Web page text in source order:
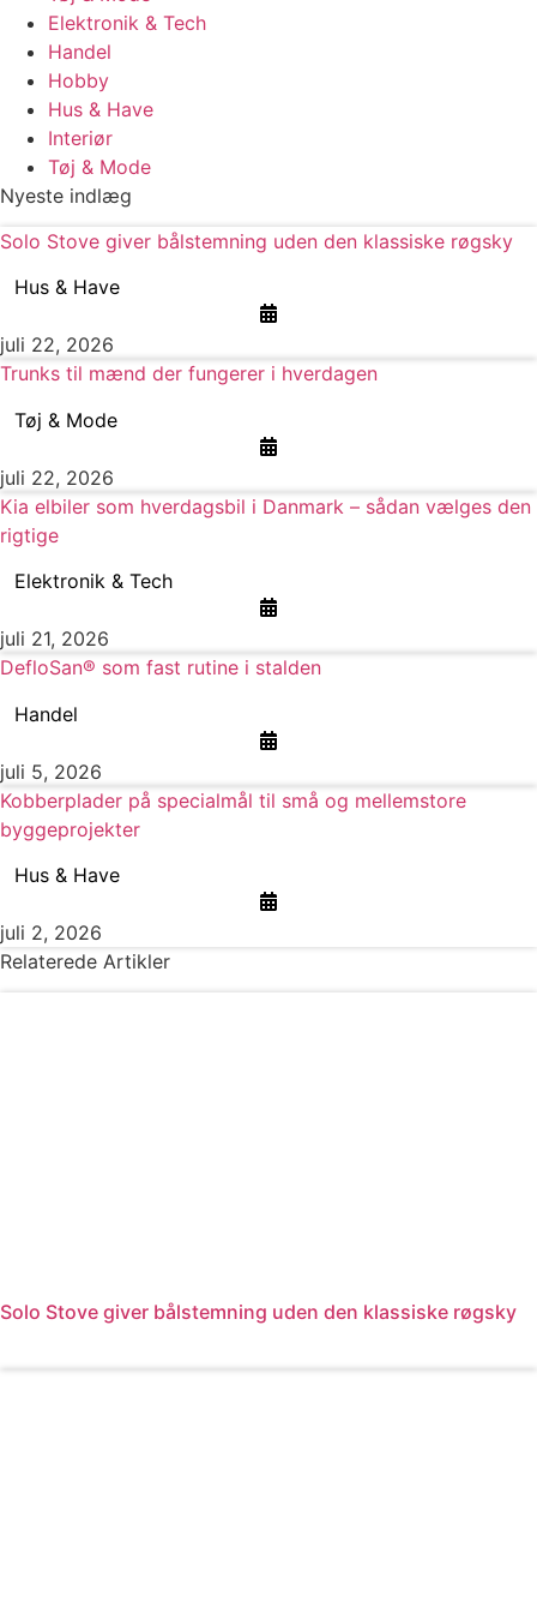
Elektronik & Tech
Handel
Hobby
Hus & Have
Interiør
Tøj & Mode
Nyeste indlæg
Solo Stove giver bålstemning uden den klassiske røgsky
Hus & Have
juli 22, 2026
Trunks til mænd der fungerer i hverdagen
Tøj & Mode
juli 22, 2026
Kia elbiler som hverdagsbil i Danmark – sådan vælges den
rigtige
Elektronik & Tech
juli 21, 2026
DefloSan® som fast rutine i stalden
Handel
juli 5, 2026
Kobberplader på specialmål til små og mellemstore
byggeprojekter
Hus & Have
juli 2, 2026
Relaterede Artikler
Solo Stove giver bålstemning uden den klassiske røgsky